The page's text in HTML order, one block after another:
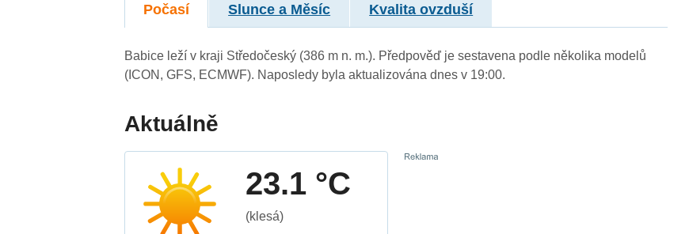
Počasí Slunce a Měsíc Kvalita ovzduší
Babice leží v kraji Středočeský (386 m n. m.). Předpověď je sestavena podle několika modelů
(ICON, GFS, ECMWF). Naposledy byla aktualizována dnes v 19:00.
Aktuálně
23.1 °C
(klesá)